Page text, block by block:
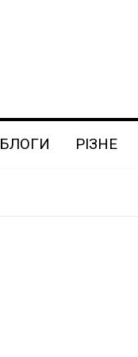
БЛОГИ РІЗНЕ